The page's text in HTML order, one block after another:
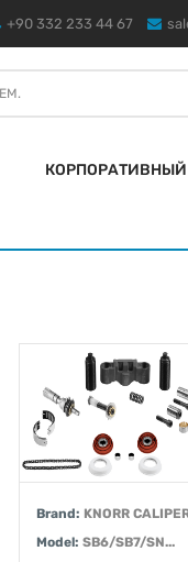
+90 332 233 44 67
КОРПОРАТИВНЫЙ
Brand: KNORR
Model: SB6/SB7/SN...